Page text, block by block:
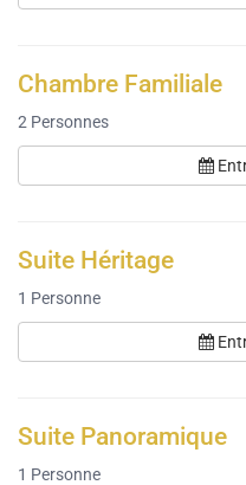
Chambre Familiale
2 Personnes
Suite Héritage
1 Personne
Suite Panoramique
1 Personne